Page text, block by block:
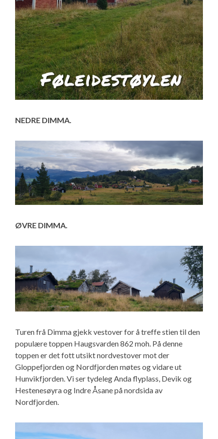
NEDRE DIMMA.
ØVRE DIMMA.
Turen frå Dimma gjekk vestover for å treffe stien til den
populære toppen Haugsvarden 862 moh. På denne
toppen er det fott utsikt nordvestover mot der
Gloppefjorden og Nordfjorden møtes og vidare ut
Hunvikfjorden. Vi ser tydeleg Anda flyplass, Devik og
Hestenesøyra og Indre Åsane på nordsida av
Nordfjorden.